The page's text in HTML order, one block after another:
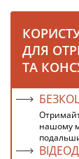
ДЛЯ
ТА
нашому